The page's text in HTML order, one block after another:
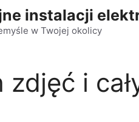
instalacji
w Twojej okolicy
i